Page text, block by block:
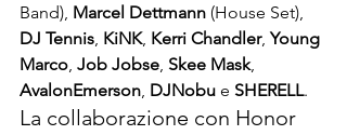
Band), Marcel Dettmann (House Set),
DJ Tennis KiNK, Kerri Chandler, Young
Marco Job Jobse Skee Mask,
AvalonEmerson DJNobu e SHERELL.
La collaborazione con Honor